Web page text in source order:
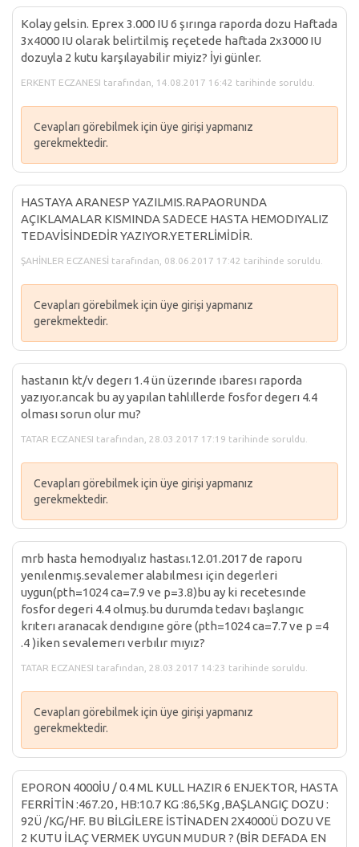
Kolay gelsin. Eprex 3.000 IU 6 şırınga raporda dozu Haftada
3x4000 IU olarak belirtilmiş reçetede haftada 2x3000 IU
dozuyla 2 kutu karşılayabilir miyiz? İyi günler.
ERKENT ECZANESI tarafından, 14.08.2017 16:42 tarihinde soruldu.
Cevapları görebilmek için üye girişi yapmanız
gerekmektedir.
HASTAYA ARANESP YAZILMIS.RAPAORUNDA
AÇIKLAMALAR KISMINDA SADECE HASTA HEMODIYALIZ
TEDAVİSİNDEDİR YAZIYOR.YETERLİMİDİR.
ŞAHİNLER ECZANESİ tarafından, 08.06.2017 17:42 tarihinde soruldu.
Cevapları görebilmek için üye girişi yapmanız
gerekmektedir.
hastanın kt/v degerı 1.4 ün üzerınde ıbaresı raporda
yazıyor.ancak bu ay yapılan tahlıllerde fosfor degerı 4.4
olması sorun olur mu?
TATAR ECZANESI tarafından, 28.03.2017 17:19 tarihinde soruldu.
Cevapları görebilmek için üye girişi yapmanız
gerekmektedir.
mrb hasta hemodıyalız hastası.12.01.2017 de raporu
yenılenmış.sevalemer alabılmesı için degerleri
uygun(pth=1024 ca=7.9 ve p=3.8)bu ay ki recetesınde
fosfor degeri 4.4 olmuş.bu durumda tedavı başlangıc
krıterı aranacak dendıgıne göre (pth=1024 ca=7.7 ve p =4
.4 )iken sevalemerı verbılır mıyız?
TATAR ECZANESI tarafından, 28.03.2017 14:23 tarihinde soruldu.
Cevapları görebilmek için üye girişi yapmanız
gerekmektedir.
EPORON 4000İU / 0.4 ML KULL HAZIR 6 ENJEKTOR, HASTA
FERRİTİN :467.20 , HB:10.7 KG :86,5Kg ,BAŞLANGIÇ DOZU :
92Ü /KG/HF. BU BİLGİLERE İSTİNADEN 2X4000Ü DOZU VE
2 KUTU İLAÇ VERMEK UYGUN MUDUR ? (BİR DEFADA EN